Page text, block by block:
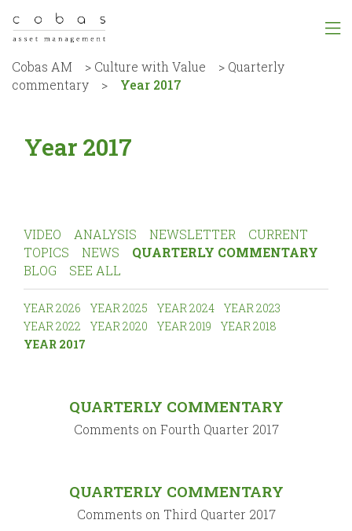
Cobas AM > Culture with Value > Quarterly
commentary
> Year 2017
Year 2017
VIDEO ANALYSIS NEWSLETTER
CURRENT
TOPICS
NEWS
QUARTERLY COMMENTARY
BLOG
SEE ALL
YEAR 2026 YEAR 2025 YEAR 2024
YEAR 2023
YEAR 2022
YEAR 2020 YEAR 2019
YEAR 2018
YEAR 2017
QUARTERLY COMMENTARY
Comments on Fourth Quarter 2017
QUARTERLY COMMENTARY
Comments on Third Quarter 2017